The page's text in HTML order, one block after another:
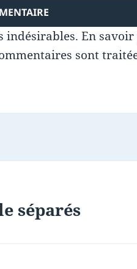
indésirables.En
sont
séparés